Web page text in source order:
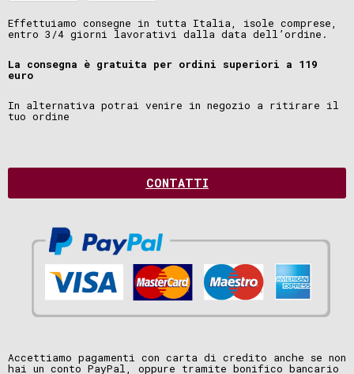
Effettuiamo consegne in tutta Italia, isole comprese,
entro 3/4 giorni lavorativi dalla data dell’ordine.
La consegna è gratuita per ordini superiori a 119
euro
In alternativa potrai venire in negozio a ritirare il
tuo ordine
CONTATTI
Accettiamo pagamenti con carta di credito anche se non
hai un conto PayPal, oppure tramite bonifico bancario